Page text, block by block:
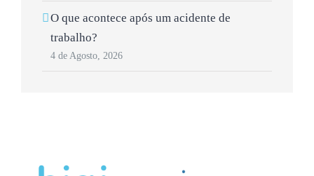
O que acontece após um acidente de
trabalho?
4 de Agosto, 2026